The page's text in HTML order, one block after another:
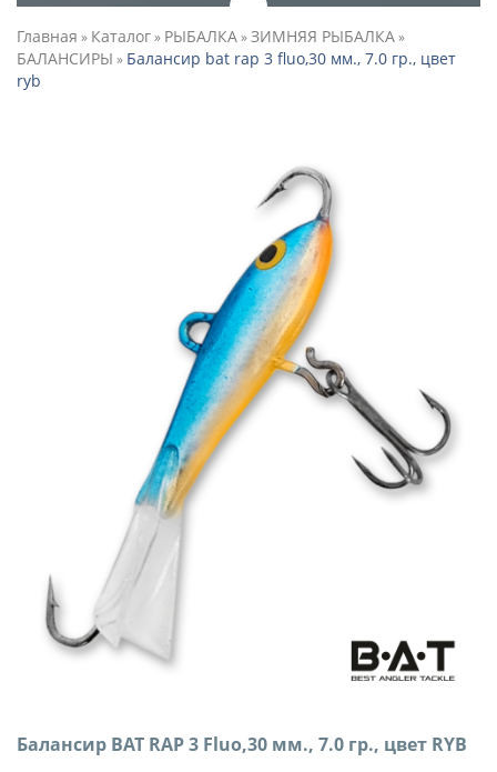
Главная » Каталог» РЫБАЛКА»ЗИМНЯЯ РЫБАЛКА»
БАЛАНСИРЫ » Балансир bat rap 3 fluo,30 мм., 7.0 гр., цвет
ryb
Балансир BAT RAP 3 Fluo,30 мм., 7.0 гр., цвет RYB